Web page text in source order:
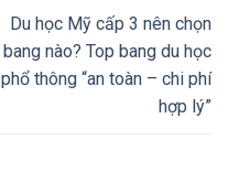
Du học Mỹ cấp 3 nên chọn
bang nào? Top bang du học
phổ thông “an toàn – chi phí
hợp lý”